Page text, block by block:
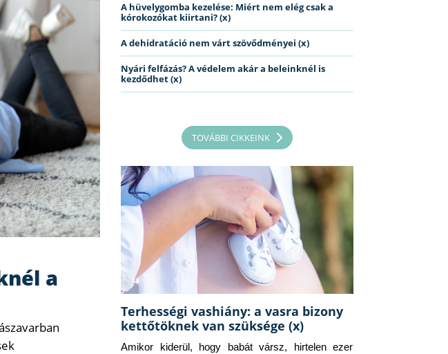
a
A hüvelygomba kezelése: Miért nem elég csak a
kórokozókat kiirtani? (x)
A dehidratáció nem várt szövődményei (x)
Nyári felfázás? A védelem akár a beleinknél is
kezdődhet (x)
TOVÁBBI CIKKEINK
Terhességi vashiány: a vasra bizony
kettőtöknek van szüksége (x)
Amikor kiderül, hogy babát vársz, hirtelen ezer